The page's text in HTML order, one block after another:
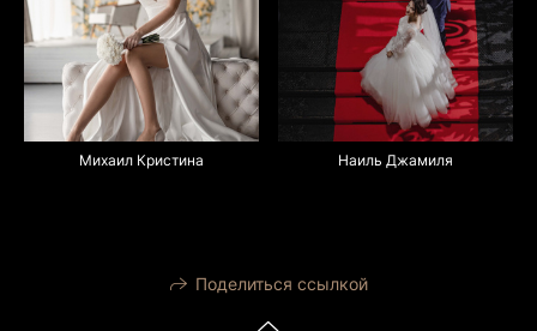
Михаил Кристина Наиль Джамиля
Поделиться ссылкой